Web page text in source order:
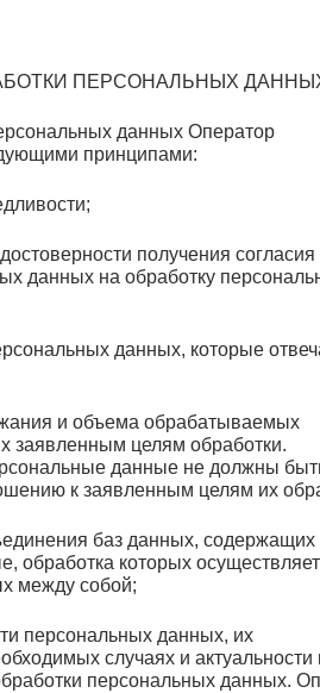
ПЕРСОНАЛЬНЫХ
данных Оператор
принципами:
получения согласия
данных на обработку
данных, которые
и объема обрабатываемых
заявленным целям обработки.
данные не должны
к заявленным целям их
баз данных, содержащих
обработка которых
между собой;
персональных данных, их
случаях и актуальности
персональных данных.